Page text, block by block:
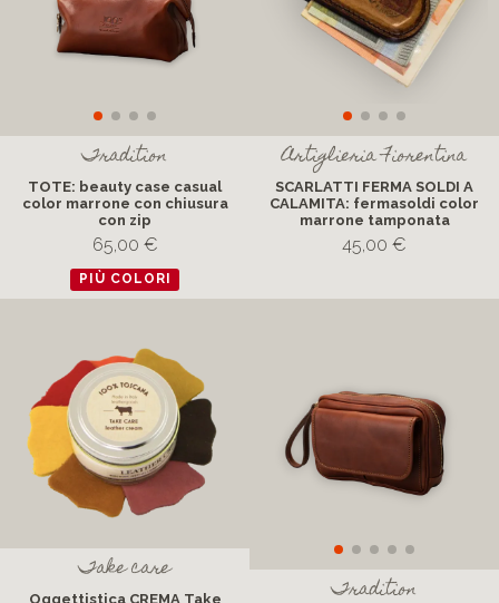
Tradition
TOTE: beauty case casual
color marrone con chiusura
con zip
65,00 €
PIÙ COLORI
Artiglieria Fiorentina
SCARLATTI FERMA SOLDI A
CALAMITA: fermasoldi color
marrone tamponata
45,00 €
Take care